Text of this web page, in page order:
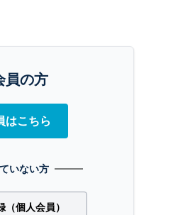
員の方
はこちら
いない方
個人会員）